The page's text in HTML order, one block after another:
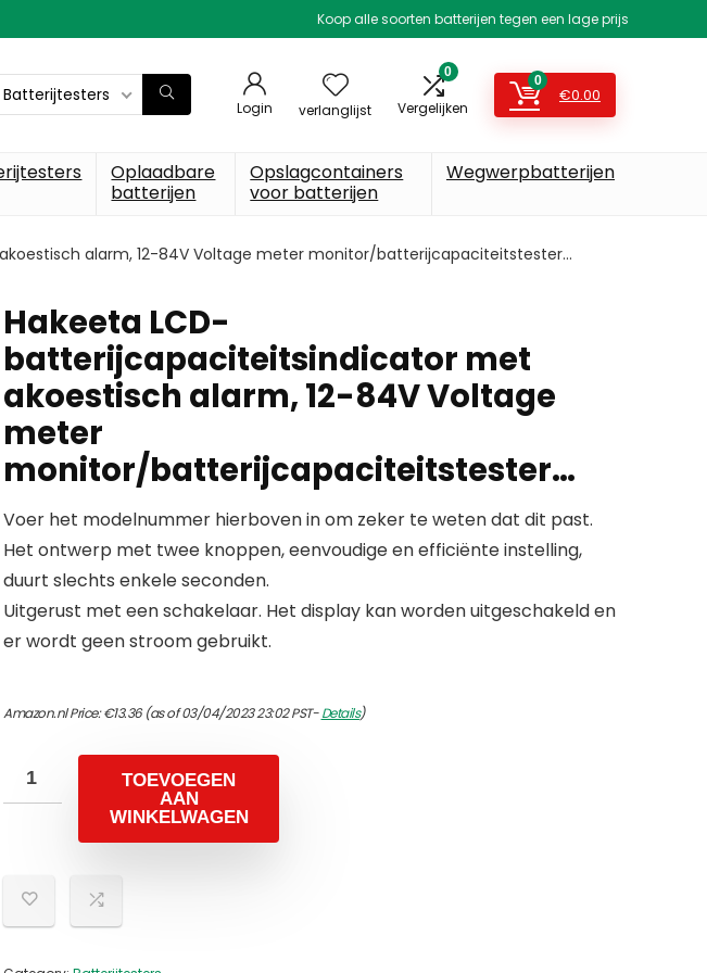
Koop alle soorten batterijen tegen een lage prijs
Batterijtesters
Login verlanglijst
0
Vergelijken
0
€0.00
Oplaadbare
batterijen
Opslagcontainers
voor batterijen
Wegwerpbatterijen
alarm, 12-84V Voltage meter monitor/batterijcapaciteitstester…
Hakeeta LCD-
batterijcapaciteitsindicator met
akoestisch alarm, 12-84V Voltage
meter
monitor/batterijcapaciteitstester…
Voer het modelnummer hierboven in om zeker te weten dat dit past.
Het ontwerp met twee knoppen, eenvoudige en efficiënte instelling,
duurt slechts enkele seconden.
Uitgerust met een schakelaar. Het display kan worden uitgeschakeld en
er wordt geen stroom gebruikt.
Amazon.nl Price:€13.36(as of 03/04/2023 23:02 PST-Details)
TOEVOEGEN
AAN
WINKELWAGEN